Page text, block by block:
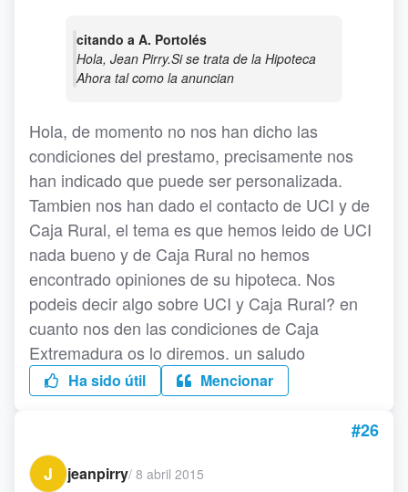
citando a A. Portolés
Hola, Jean Pirry.Si se trata de la Hipoteca
Ahora tal como la anuncian
Hola, de momento no nos han dicho las
condiciones del prestamo, precisamente nos
han indicado que puede ser personalizada.
Tambien nos han dado el contacto de UCI y de
Caja Rural, el tema es que hemos leido de UCI
nada bueno y de Caja Rural no hemos
encontrado opiniones de su hipoteca. Nos
podeis decir algo sobre UCI y Caja Rural? en
cuanto nos den las condiciones de Caja
Extremadura os lo diremos. un saludo
Ha sido útil Mencionar
#26
J
jeanpirry/ 8 abril 2015